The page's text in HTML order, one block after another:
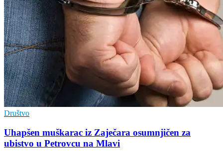
Društvo
Uhapšen muškarac iz Zaječara osumnjičen za
ubistvo u Petrovcu na Mlavi